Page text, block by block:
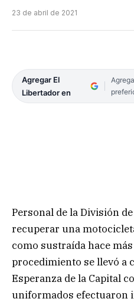
23 de abril de 2021
Agregar El
Libertador en
Personal de la División
recuperar una
como sustraída hace
procedimiento se llevó a
Esperanza de la Capital
uniformados efectuaron